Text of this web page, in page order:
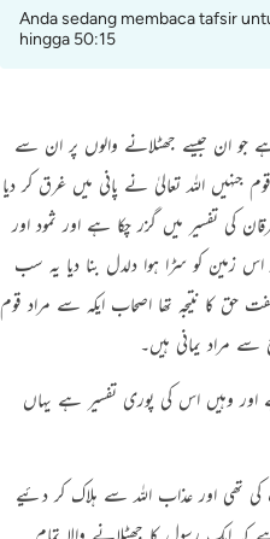
Anda sedang membaca tafsir
hingga 50:15
ہے جو ان جیسے جھٹلانے والوں پر ان سے
جنہیں اللہ تعالیٰ نے پانی میں غرق کر دیا
کی تفسیر میں گزر چکا ہے اور ثمود اور
اس زمین کو سڑا ہوا دلدل بنا دیا یہ سب
حق کا نتیجہ تھا اصحاب ایکہ سے مراد قوم
سے مراد یمانی ہیں۔
اور وہیں اس کی پوری تفسیر ہے یہاں
تھی اور عذاب اللہ سے ہلاک کر دئیے